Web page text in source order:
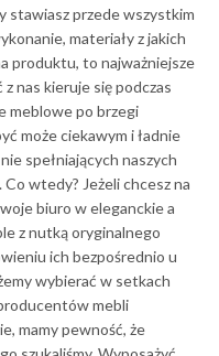
stawiasz przede wszystkim
materiały z jakich
produktu, to najważniejsze
nas kieruje się podczas
meblowe po brzegi
może ciekawym i ładnie
spełniających naszych
wtedy? Jeżeli chcesz na
biuro w eleganckie a
z nutką oryginalnego
ich bezpośrednio u
wybierać w setkach
mebli
mamy pewność, że